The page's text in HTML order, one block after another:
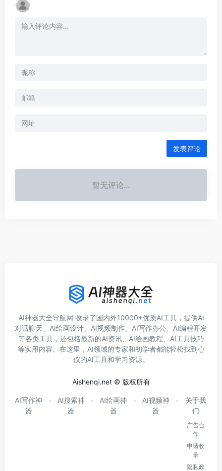
发表评论
暂无评论...
AI神器大全导航网 收录了国内外10000+优质AI工具，提供AI
对话聊天、AI绘画设计、AI视频制作、AI写作办公、AI编程开发
等各类工具，还包括最新的AI资讯、AI绘画教程、AI工具技巧
等实用内容。在这里，AI领域的专家和初学者都能轻松找到心
仪的AI工具和学习资源。
Aishenqi.net © 版权所有
AI写作神
器
AI搜索神
器
AI绘画神
器
AI视频神
器
关于我
们
广告合
作
申请收
录
隐私政